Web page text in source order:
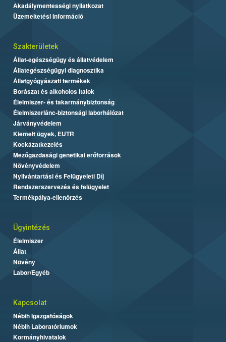
Akadálymentességi nyilatkozat
Üzemeltetési információ
Szakterületek
Állat-egészségügy és állatvédelem
Állategészségügyi diagnosztika
Állatgyógyászati termékek
Borászat és alkoholos italok
Élelmiszer- és takarmánybiztonság
Élelmiszerlánc-biztonsági laborhálózat
Járványvédelem
Kiemelt ügyek, EUTR
Kockázatkezelés
Mezőgazdasági genetikai erőforrások
Növényvédelem
Nyilvántartási és Felügyeleti Díj
Rendszerszervezés és felügyelet
Termékpálya-ellenőrzés
Ügyintézés
Élelmiszer
Állat
Növény
Labor/Egyéb
Kapcsolat
Nébih Igazgatóságok
Nébih Laboratóriumok
Kormányhivatalok